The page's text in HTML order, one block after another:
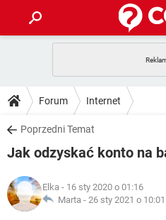
GRY
SPOTIFY
INSTAGRAM
WINDOWS 10
PORADY
PlayStation
INSTAGRAM
WINDOWS 10
DO POBRANIA
ANDROID
GRY
IOS
COVID-19
GRY
ARTYKUŁY
Forum Internet
Poprzedni Temat
Jak odzyskać konto na
Elka - 16 sty 2020 o 01:16
Marta - 26 sty 2021 o 10:01